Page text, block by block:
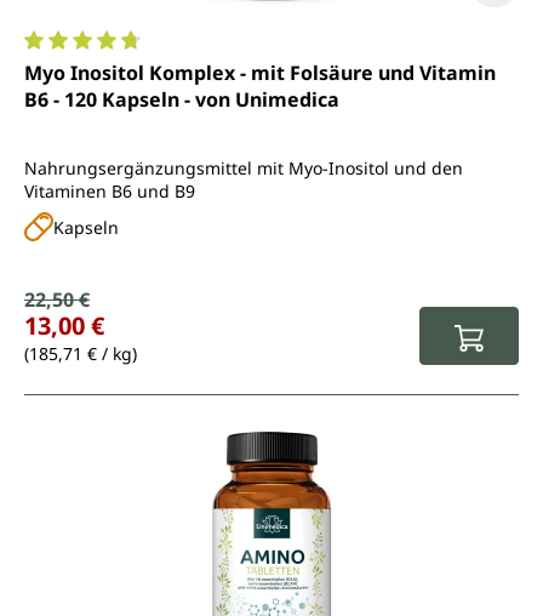
Durchschnittliche Bewertung von 4.8 von 5 Sternen
Myo Inositol Komplex - mit Folsäure und Vitamin
B6 - 120 Kapseln - von Unimedica
Nahrungsergänzungsmittel mit Myo-Inositol und den
Vitaminen B6 und B9
Kapseln
Verkaufspreis:
Regulärer Preis:
22,50 €
13,00 €
(185,71 € / kg)